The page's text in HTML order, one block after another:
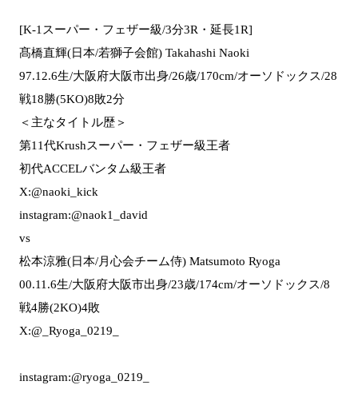
[K-1スーパー・フェザー級/3分3R・延長1R]
髙橋直輝(日本/若獅子会館) Takahashi Naoki
97.12.6生/大阪府大阪市出身/26歳/170cm/オーソドックス/28
戦18勝(5KO)8敗2分
＜主なタイトル歴＞
第11代Krushスーパー・フェザー級王者
初代ACCELバンタム級王者
X:@naoki_kick
instagram:@naok1_david
vs
松本涼雅(日本/月心会チーム侍) Matsumoto Ryoga
00.11.6生/大阪府大阪市出身/23歳/174cm/オーソドックス/8
戦4勝(2KO)4敗
X:@_Ryoga_0219_
instagram:@ryoga_0219_